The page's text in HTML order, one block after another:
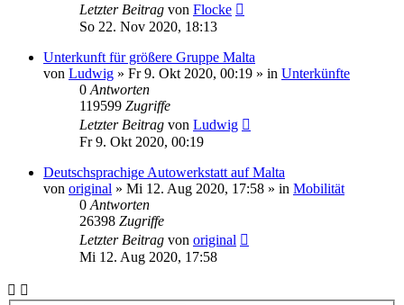
Letzter Beitrag von Flocke
So 22. Nov 2020, 18:13
Unterkunft für größere Gruppe Malta
von Ludwig » Fr 9. Okt 2020, 00:19 » in Unterkünfte
0 Antworten
119599 Zugriffe
Letzter Beitrag von Ludwig
Fr 9. Okt 2020, 00:19
Deutschsprachige Autowerkstatt auf Malta
von original » Mi 12. Aug 2020, 17:58 » in Mobilität
0 Antworten
26398 Zugriffe
Letzter Beitrag von original
Mi 12. Aug 2020, 17:58